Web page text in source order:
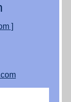
]